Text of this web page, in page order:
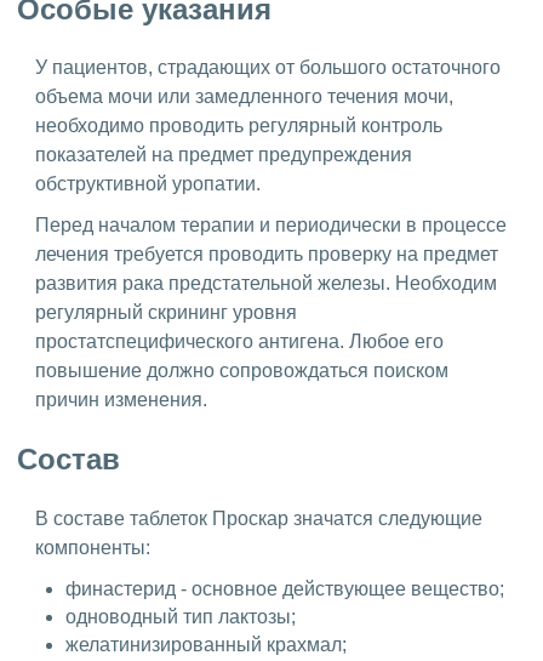
Особые указания
У пациентов, страдающих от большого остаточного
объема мочи или замедленного течения мочи,
необходимо проводить регулярный контроль
показателей на предмет предупреждения
обструктивной уропатии.
Перед началом терапии и периодически в процессе
лечения требуется проводить проверку на предмет
развития рака предстательной железы. Необходим
регулярный скрининг уровня
простатспецифического антигена. Любое его
повышение должно сопровождаться поиском
причин изменения.
Состав
В составе таблеток Проскар значатся следующие
компоненты:
финастерид - основное действующее вещество;
одноводный тип лактозы;
желатинизированный крахмал;